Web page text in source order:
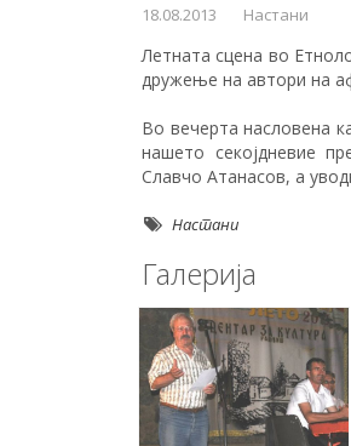
18.08.2013 Настани
Летната сцена во
дружење на автори на
Во вечерта насловена
нашето секојдневие
Славчо Атанасов, а
Настани
Галерија